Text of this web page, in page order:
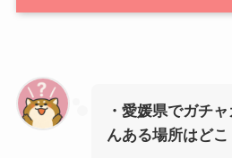
・愛媛県でガチ
んある場所はどこ